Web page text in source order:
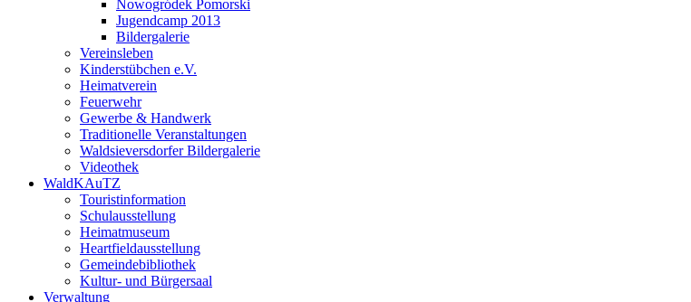
Nowogródek Pomorski
Jugendcamp 2013
Bildergalerie
Vereinsleben
Kinderstübchen e.V.
Heimatverein
Feuerwehr
Gewerbe & Handwerk
Traditionelle Veranstaltungen
Waldsieversdorfer Bildergalerie
Videothek
WaldKAuTZ
Touristinformation
Schulausstellung
Heimatmuseum
Heartfieldausstellung
Gemeindebibliothek
Kultur- und Bürgersaal
Verwaltung